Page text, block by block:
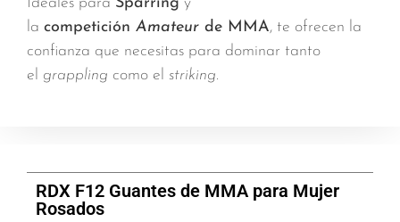
la competición Amateur de MMA, te ofrecen la
confianza que necesitas para dominar tanto
el grappling como el striking.
RDX F12 Guantes de MMA para Mujer
Rosados